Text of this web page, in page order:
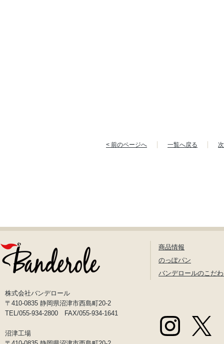
< 前のページへ 一覧へ戻る
株式会社バンデロール
〒410-0835 静岡県沼津市西島町20-2
TEL/055-934-2800 FAX/055-934-1641
沼津工場
商品情報
のっぽパン
バンデロールのこだ